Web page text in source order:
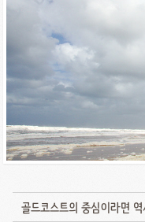
골드코스트의 중심이라면